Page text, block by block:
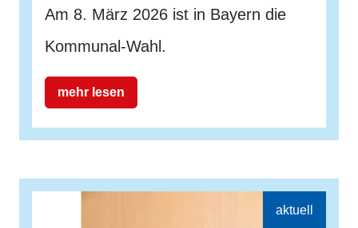
Am 8. März 2026 ist in Bayern die
Kommunal-Wahl.
mehr lesen